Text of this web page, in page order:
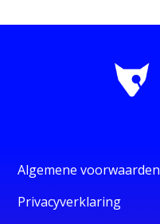
Algemene voorwaarden
Privacyverklaring